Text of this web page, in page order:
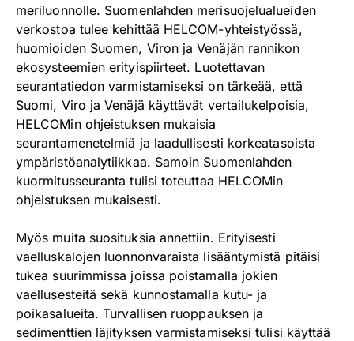
meriluonnolle. Suomenlahden merisuojelualueiden
verkostoa tulee kehittää HELCOM-yhteistyössä,
huomioiden Suomen, Viron ja Venäjän rannikon
ekosysteemien erityispiirteet. Luotettavan
seurantatiedon varmistamiseksi on tärkeää, että
Suomi, Viro ja Venäjä käyttävät vertailukelpoisia,
HELCOMin ohjeistuksen mukaisia
seurantamenetelmiä ja laadullisesti korkeatasoista
ympäristöanalytiikkaa. Samoin Suomenlahden
kuormitusseuranta tulisi toteuttaa HELCOMin
ohjeistuksen mukaisesti.
Myös muita suosituksia annettiin. Erityisesti
vaelluskalojen luonnonvaraista lisääntymistä pitäisi
tukea suurimmissa joissa poistamalla jokien
vaellusesteitä sekä kunnostamalla kutu- ja
poikasalueita. Turvallisen ruoppauksen ja
sedimenttien läjityksen varmistamiseksi tulisi käyttää